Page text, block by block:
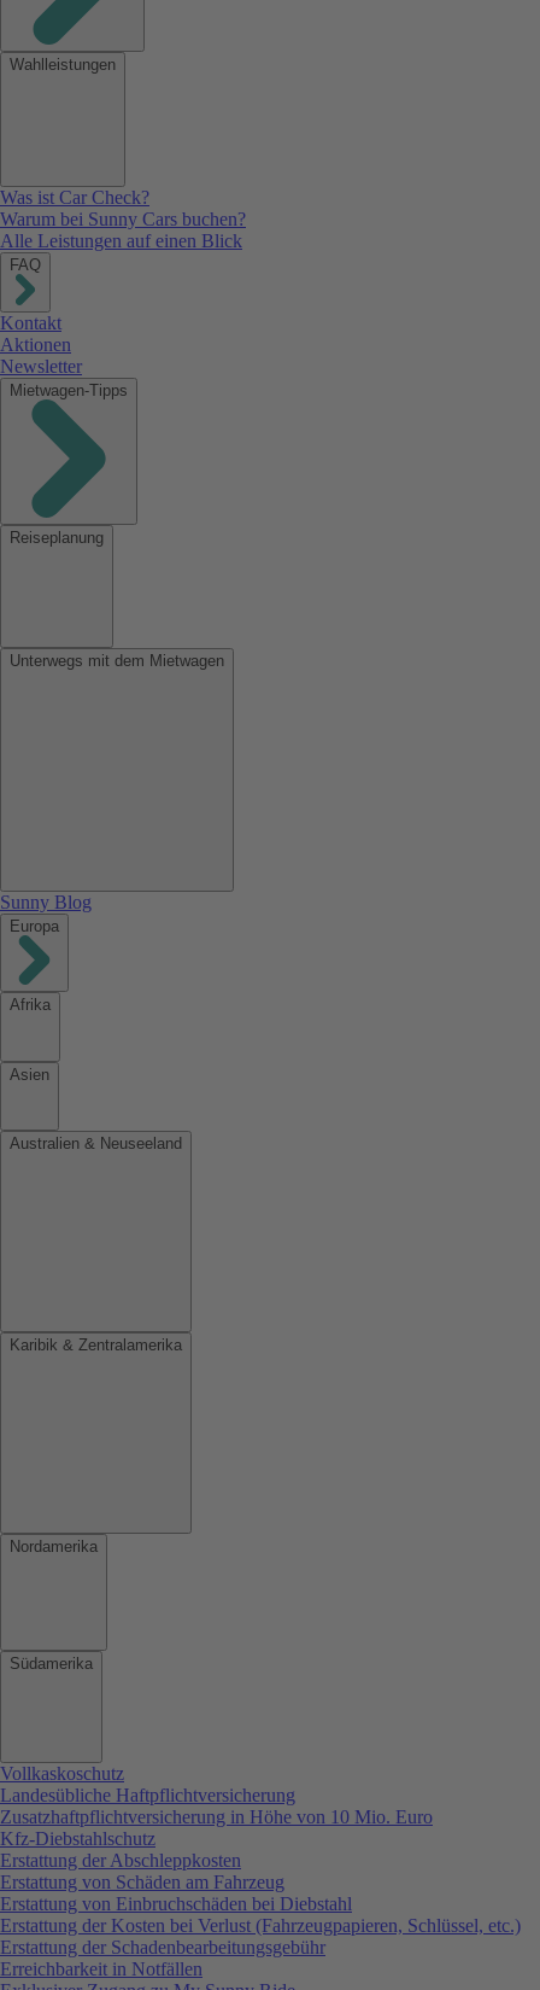
Wahlleistungen
Was ist Car Check?
Warum bei Sunny Cars buchen?
Alle Leistungen auf einen Blick
FAQ
Kontakt
Aktionen
Newsletter
Mietwagen-Tipps
Reiseplanung
Unterwegs mit dem Mietwagen
Sunny Blog
Europa
Afrika
Asien
Australien & Neuseeland
Karibik & Zentralamerika
Nordamerika
Südamerika
Vollkaskoschutz
Landesübliche Haftpflichtversicherung
Zusatzhaftpflichtversicherung in Höhe von 10 Mio. Euro
Kfz-Diebstahlschutz
Erstattung der Abschleppkosten
Erstattung von Schäden am Fahrzeug
Erstattung von Einbruchschäden bei Diebstahl
Erstattung der Kosten bei Verlust (Fahrzeugpapieren, Schlüssel, etc.)
Erstattung der Schadenbearbeitungsgebühr
Erreichbarkeit in Notfällen